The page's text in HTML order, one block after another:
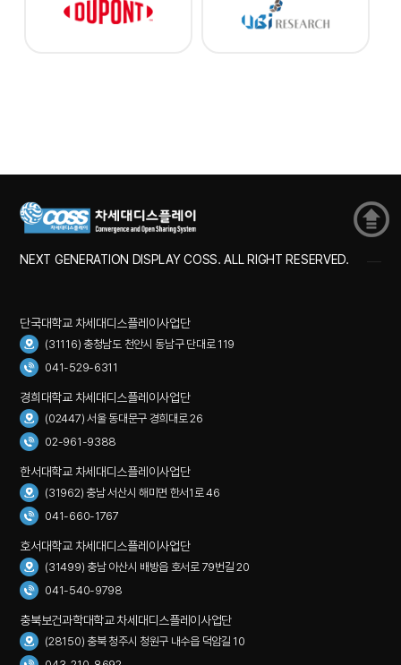
NEXT GENERATION DISPLAY COSS. ALL RIGHT RESERVED.
단국대학교 차세대디스플레이사업단
(31116) 충청남도 천안시 동남구 단대로 119
041-529-6311
경희대학교 차세대디스플레이사업단
(02447) 서울 동대문구 경희대로 26
02-961-9388
한서대학교 차세대디스플레이사업단
(31962) 충남 서산시 해미면 한서1로 46
041-660-1767
호서대학교 차세대디스플레이사업단
(31499) 충남 아산시 배방읍 호서로 79번길 20
041-540-9798
충북보건과학대학교 차세대디스플레이사업단
(28150) 충북 청주시 청원구 내수읍 덕암길 10